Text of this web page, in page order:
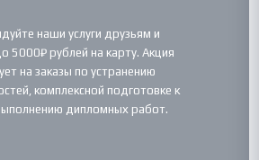
наши услуги друзьям и
5000₽ рублей на карту. Акция
на заказы по устранению
комплексной подготовке к
дипломных работ.